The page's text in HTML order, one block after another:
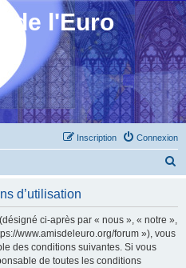
de l'Euro
Connexion
Inscription
d’utilisation
ci-après par « nous », « notre »,
www.amisdeleuro.org/forum »), vous
des conditions suivantes. Si vous
de toutes les conditions